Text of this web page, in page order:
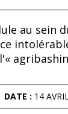
au sein
DATE : 14